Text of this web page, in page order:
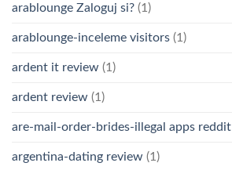
arablounge Zaloguj si? (1)
arablounge-inceleme visitors (1)
ardent it review (1)
ardent review (1)
are-mail-order-brides-illegal apps reddit
argentina-dating review (1)